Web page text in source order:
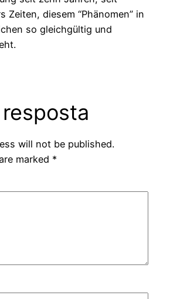
Zeiten, diesem “Phänomen” in
so gleichgültig und
will not be published.
marked *